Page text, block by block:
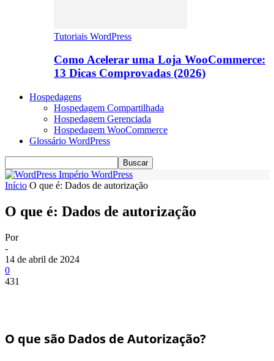
Tutoriais WordPress
Como Acelerar uma Loja WooCommerce:
13 Dicas Comprovadas (2026)
Hospedagens
Hospedagem Compartilhada
Hospedagem Gerenciada
Hospedagem WooCommerce
Glossário WordPress
Império WordPress
Início O que é: Dados de autorização
O que é: Dados de autorização
Por
-
14 de abril de 2024
0
431
O que são Dados de Autorização?